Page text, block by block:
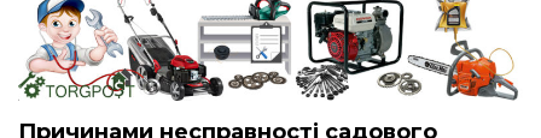
Причинами несправності садового